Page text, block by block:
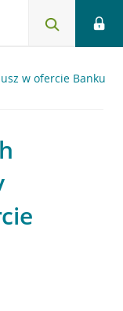
w ofercie Banku